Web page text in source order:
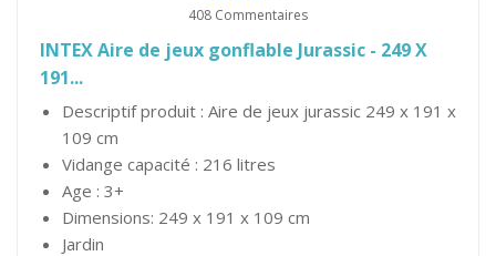
408 Commentaires
INTEX Aire de jeux gonflable Jurassic - 249 X
191...
Descriptif produit : Aire de jeux jurassic 249 x 191 x
109 cm
Vidange capacité : 216 litres
Age : 3+
Dimensions: 249 x 191 x 109 cm
Jardin